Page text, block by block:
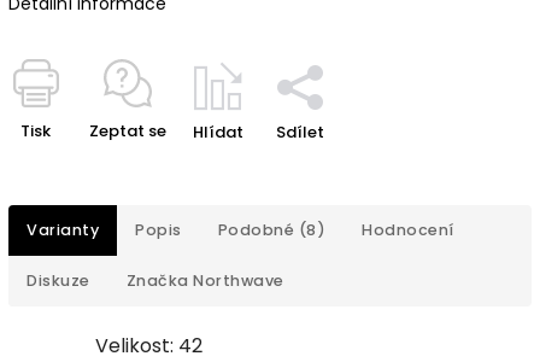
Tisk Zeptat se Hlídat Sdílet
Varianty Popis Podobné (8) Hodnocení
Diskuze Značka Northwave
Velikost: 42